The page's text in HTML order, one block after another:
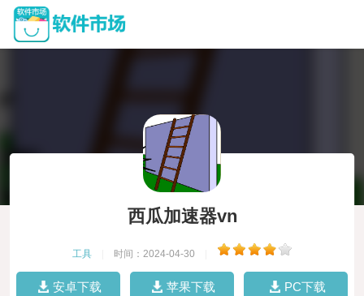
西瓜加速器vn
工具 时间：2024-04-30
安卓下载 苹果下载 PC下载